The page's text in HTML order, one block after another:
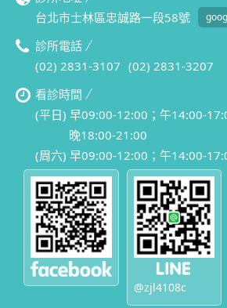
台北市士林區忠誠路一段58號
診所電話
(02) 2831-3107 (02) 2831-3207
看診時間
(平日) 早09:00-12:00；午14:00-
晚18:00-21:00
(周六) 早09:00-12:00；午14:00-
@zjl4108c